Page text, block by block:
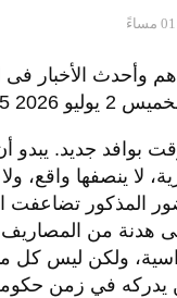
وأحدث الأخبار فى
01:05 مساءً
بوافد جديد. يبدو
لا ينصفها واقع،
المذكور تضاعفت
هدنة من المصاريف
ولكن ليس كل
يدركه في زمن